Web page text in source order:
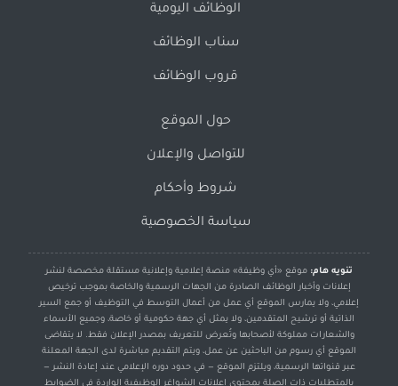
الوظائف اليومية
سناب الوظائف
قروب الوظائف
حول الموقع
للتواصل والإعلان
شروط وأحكام
سياسة الخصوصية
تنويه هام: موقع «أي وظيفة» منصة إعلامية وإعلانية مستقلة مخصصة لنشر
إعلانات وأخبار الوظائف الصادرة من الجهات الرسمية والخاصة بموجب ترخيص
إعلامي، ولا يمارس الموقع أي عمل من أعمال التوسط في التوظيف أو جمع السير
الذاتية أو ترشيح المتقدمين، ولا يمثل أي جهة حكومية أو خاصة، وجميع الأسماء
والشعارات مملوكة لأصحابها وتُعرض للتعريف بمصدر الإعلان فقط. لا يتقاضى
الموقع أي رسوم من الباحثين عن عمل، ويتم التقديم مباشرة لدى الجهة المعلنة
عبر قنواتها الرسمية، ويلتزم الموقع — في حدود دوره الإعلامي عند إعادة النشر —
بالمتطلبات ذات الصلة بمحتوى إعلانات الشواغر الوظيفية الواردة في الضوابط